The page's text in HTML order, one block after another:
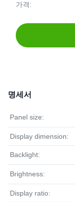
가격:
명세서
Panel size:
Display dimension:
Backlight:
Brightness:
Display ratio: